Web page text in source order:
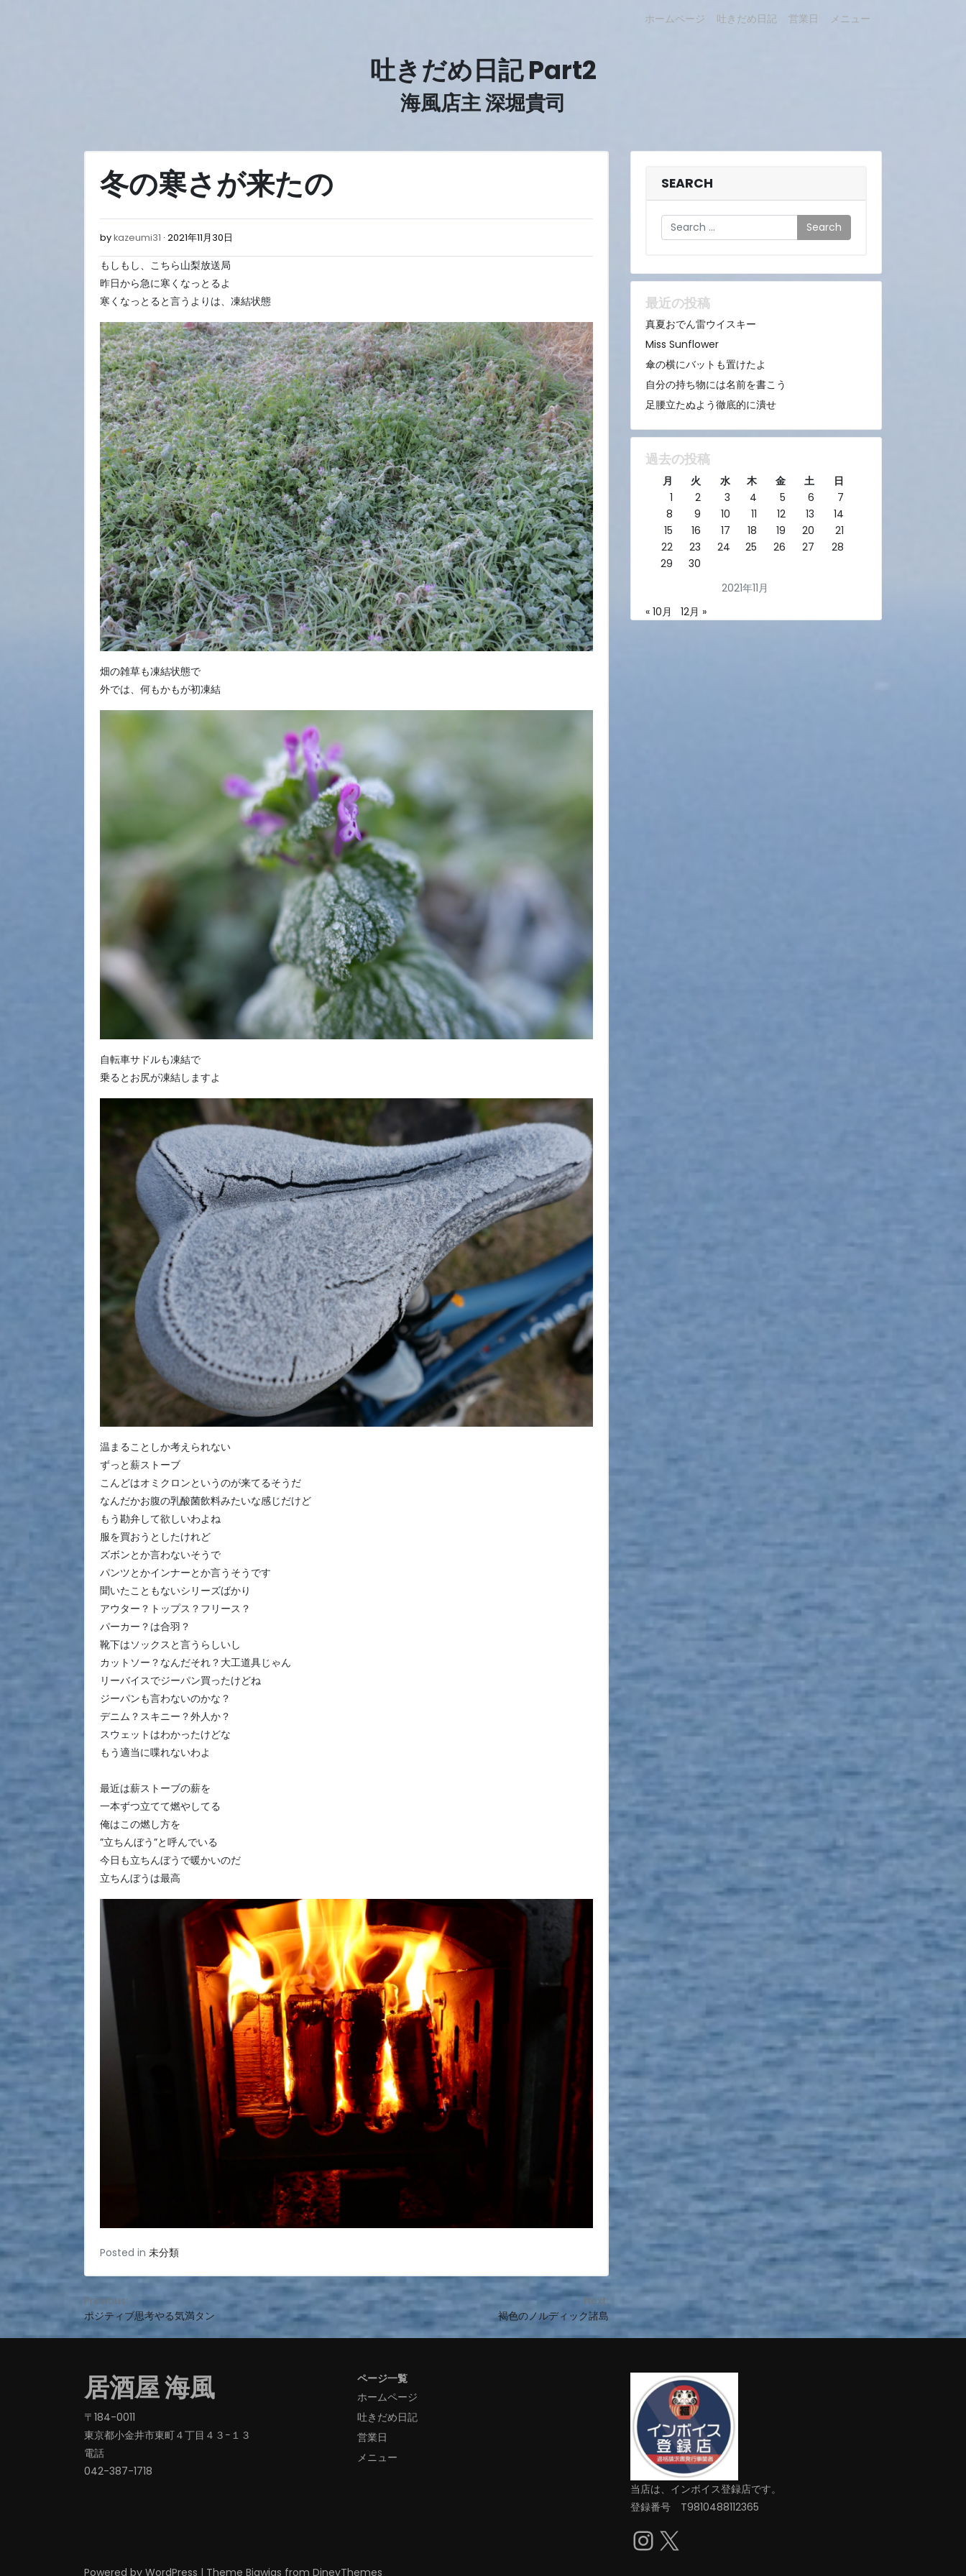
ホームページ 吐きだめ日記 営業日 メニュー
吐きだめ日記 Part2
海風店主 深堀貴司
冬の寒さが来たの
bykazeumi31 2021年11月30日
日
もしもし、こちら山梨放送局
昨日から急に寒くなっとるよ
寒くなっとると言うよりは、凍結状態
畑の雑草も凍結状態で
外では、何もかもが初凍結
自転車サドルも凍結で
乗るとお尻が凍結しますよ
温まることしか考えられない
ずっと薪ストーブ
こんどはオミクロンというのが来てるそうだ
なんだかお腹の乳酸菌飲料みたいな感じだけど
もう勘弁して欲しいわよね
服を買おうとしたけれど
ズボンとか言わないそうで
パンツとかインナーとか言うそうです
聞いたこともないシリーズばかり
アウター？トップス？フリース？
パーカー？は合羽？
靴下はソックスと言うらしいし
カットソー？なんだそれ？大工道具じゃん
リーバイスでジーパン買ったけどね
ジーパンも言わないのかな？
デニム？スキニー？外人か？
スウェットはわかったけどな
もう適当に喋れないわよ
最近は薪ストーブの薪を
一本ずつ立てて燃やしてる
俺はこの燃し方を
”立ちんぼう”と呼んでいる
今日も立ちんぼうで暖かいのだ
立ちんぼうは最高
Posted in 未分類
投
稿
ビ
ゲ
ー
シ
ョ
Previous:
ポジティブ思考やる気満タン
Next:
褐色のノルディック諸島
SEARCH
Search
最近の投稿
真夏おでん雷ウイスキー
Miss Sunflower
傘の横にバットも置けたよ
自分の持ち物には名前を書こう
足腰立たぬよう徹底的に潰せ
過去の投稿
2021年11月
月 火 水 木 金 土
日
1
2 3 4 5 6
7
8
9 10 11 12 13
14
15
16 17 18 19 20
21
22
23 24 25 26 27
28
29
30
« 10月 12月 »
居酒屋 海風
〒184-0011
東京都小金井市東町４丁目４３−１３
電話
042-387-1718‬
ページ一覧
ホームページ
吐きだめ日記
営業日
メニュー
当店は、インボイス登録店です。
登録番号 T9810488112365
Instagram
X
Powered by WordPress | Theme Bigwigs from DinevThemes